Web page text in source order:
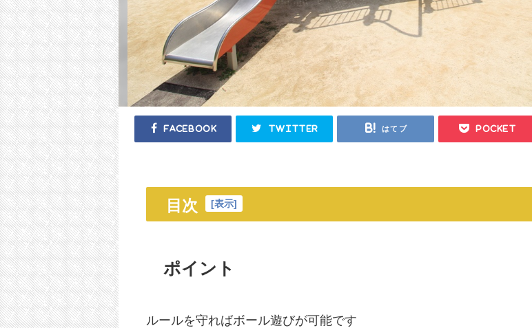
Facebook Twitter はてブ Pocket
目次 [表示]
ポイント
ルールを守ればボール遊びが可能です